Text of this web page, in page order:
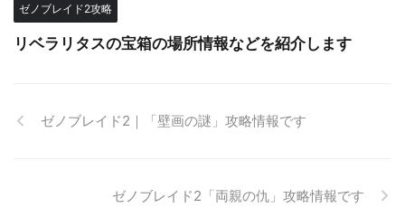
ゼノブレイド2攻略
リベラリタスの宝箱の場所情報などを紹介します
ゼノブレイド2｜「壁画の謎」攻略情報です
ゼノブレイド2「両親の仇」攻略情報です